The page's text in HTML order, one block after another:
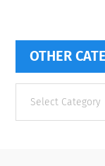
OTHER
categories